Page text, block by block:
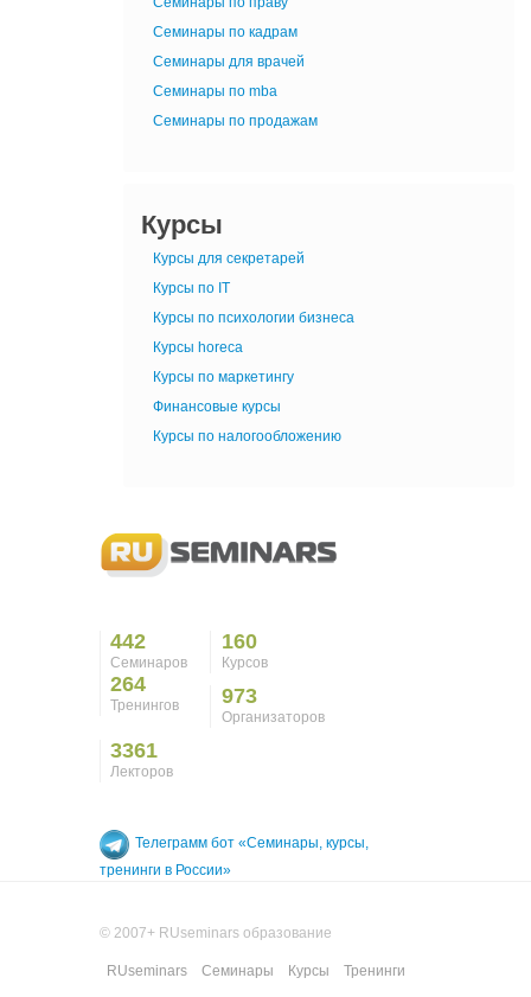
Семинары по кадрам
Семинары для врачей
Семинары по mba
Семинары по продажам
Курсы
Курсы для секретарей
Курсы по IT
Курсы по психологии бизнеса
Курсы horeca
Курсы по маркетингу
Финансовые курсы
Курсы по налогообложению
442
Семинаров
160
Курсов
264
Тренингов 973
Организаторов
3361
Лекторов
Телеграмм бот «Семинары, курсы,
тренинги в России»
© 2007+ RUseminars образование
RUseminars Семинары Курсы Тренинги